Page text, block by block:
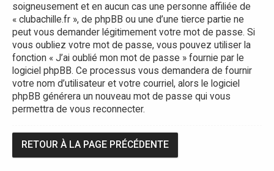
soigneusement et en aucun cas une personne affiliée de
« clubachille.fr », de phpBB ou une d’une tierce partie ne
peut vous demander légitimement votre mot de passe. Si
vous oubliez votre mot de passe, vous pouvez utiliser la
fonction « J’ai oublié mon mot de passe » fournie par le
logiciel phpBB. Ce processus vous demandera de fournir
votre nom d’utilisateur et votre courriel, alors le logiciel
phpBB générera un nouveau mot de passe qui vous
permettra de vous reconnecter.
RETOUR À LA PAGE PRÉCÉDENTE